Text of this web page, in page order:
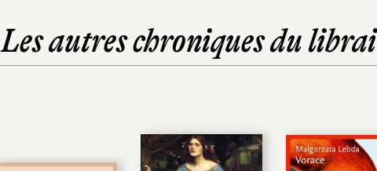
Les autres chroniques du